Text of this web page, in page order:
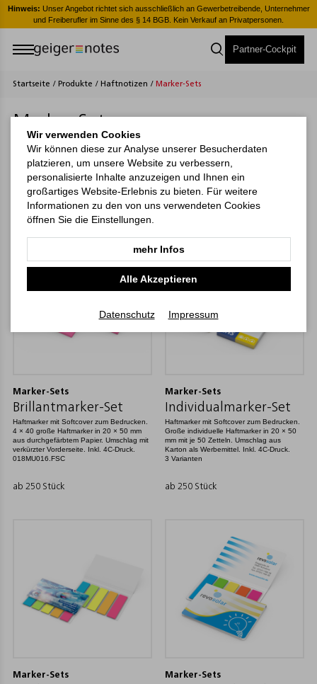
Hinweis: Unser Angebot richtet sich ausschließlich an Gewerbetreibende, Unternehmer
und Freiberufler im Sinne des § 14 BGB. Kein Verkauf an Privatpersonen.
Partner-Cockpit
Startseite / Produkte / Haftnotizen / Marker-Sets
Marker-Sets
Filter
Filtern
Marker-Sets
Brillantmarker-Set
Haftmarker mit Softcover zum Bedrucken.
4 × 40 große Haftmarker in 20 × 50 mm
aus durchgefärbtem Papier. Umschlag mit
verkürzter Vorderseite. Inkl. 4C-Druck.
018MU016.FSC
ab 250 Stück
Marker-Sets
Individualmarker-Set
Haftmarker mit Softcover zum Bedrucken.
Große individuelle Haftmarker in 20 × 50
mm mit je 50 Zetteln. Umschlag aus
Karton als Werbemittel. Inkl. 4C-Druck.
3 Varianten
ab 250 Stück
Marker-Sets Marker-Sets
Wir verwenden Cookies
Wir können diese zur Analyse unserer Besucherdaten
platzieren, um unsere Website zu verbessern,
personalisierte Inhalte anzuzeigen und Ihnen ein
großartiges Website-Erlebnis zu bieten. Für weitere
Informationen zu den von uns verwendeten Cookies
öffnen Sie die Einstellungen.
mehr Infos
Alle Akzeptieren
Datenschutz Impressum